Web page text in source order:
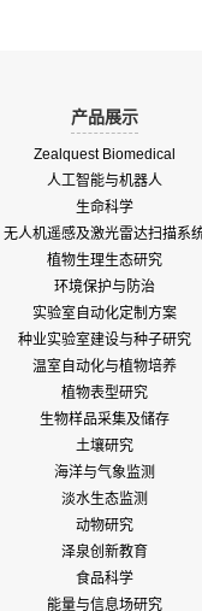
产品展示
Zealquest Biomedical
人工智能与机器人
生命科学
无人机遥感及激光雷达扫描系
植物生理生态研究
环境保护与防治
实验室自动化定制方案
种业实验室建设与种子研究
温室自动化与植物培养
植物表型研究
生物样品采集及储存
土壤研究
海洋与气象监测
淡水生态监测
动物研究
泽泉创新教育
食品科学
能量与信息场研究